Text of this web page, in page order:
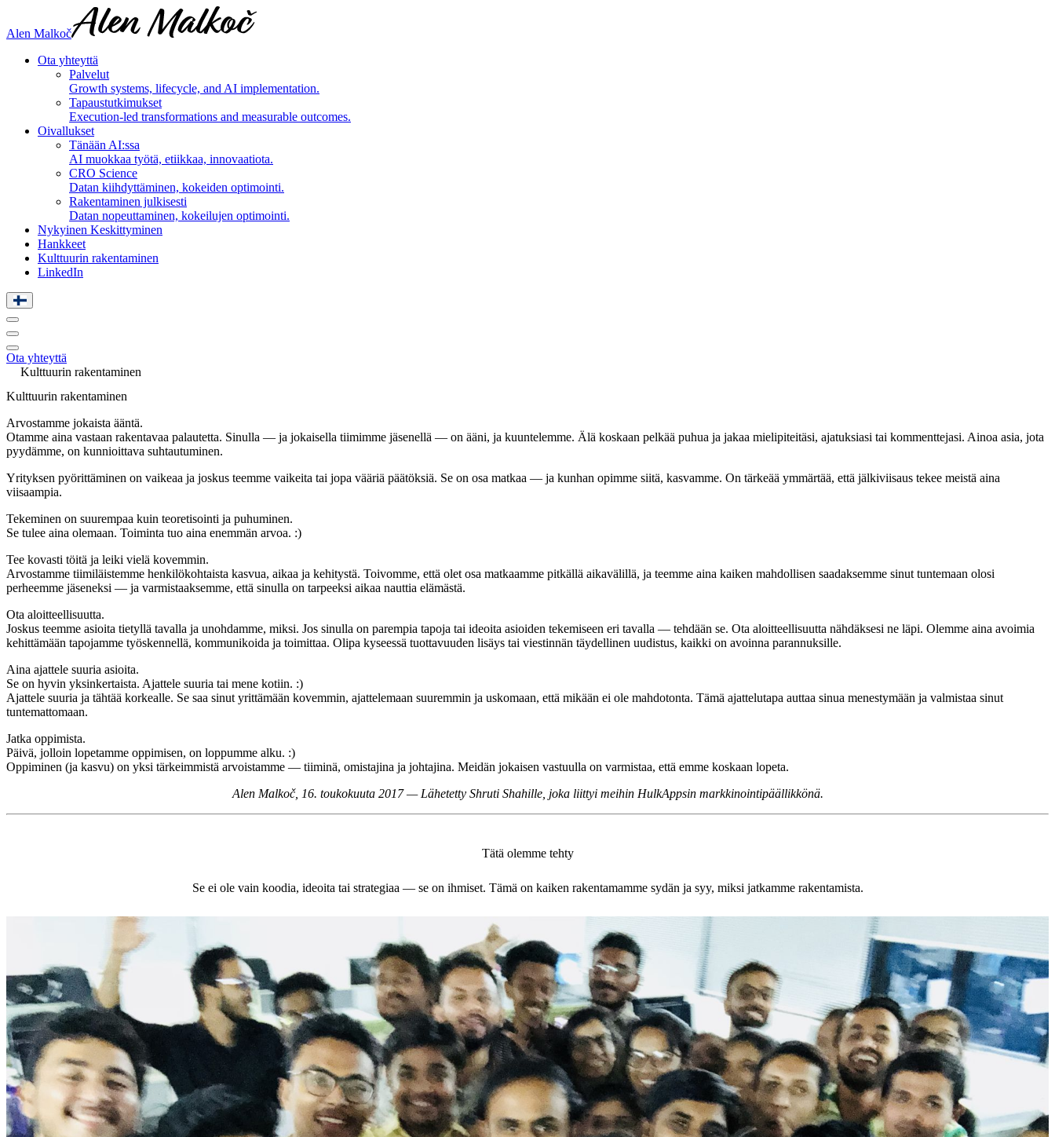
Alen Malkoč
Ota yhteyttä
Palvelut
Growth systems, lifecycle, and AI implementation.
Tapaustutkimukset
Execution-led transformations and measurable outcomes.
Oivallukset
Tänään AI:ssa
AI muokkaa työtä, etiikkaa, innovaatiota.
CRO Science
Datan kiihdyttäminen, kokeiden optimointi.
Rakentaminen julkisesti
Datan nopeuttaminen, kokeilujen optimointi.
Nykyinen Keskittyminen
Hankkeet
Kulttuurin rakentaminen
LinkedIn
Ota yhteyttä
Kulttuurin rakentaminen
Kulttuurin rakentaminen
Arvostamme jokaista ääntä.
Otamme aina vastaan rakentavaa palautetta. Sinulla — ja jokaisella tiimimme jäsenellä — on ääni, ja kuuntelemme. Älä koskaan pelkää puhua ja jakaa mielipiteitäsi, ajatuksiasi tai kommenttejasi. Ainoa asia, jota
pyydämme, on kunnioittava suhtautuminen.
Yrityksen pyörittäminen on vaikeaa ja joskus teemme vaikeita tai jopa vääriä päätöksiä. Se on osa matkaa — ja kunhan opimme siitä, kasvamme. On tärkeää ymmärtää, että jälkiviisaus tekee meistä aina
viisaampia.
Tekeminen on suurempaa kuin teoretisointi ja puhuminen.
Se tulee aina olemaan. Toiminta tuo aina enemmän arvoa. :)
Tee kovasti töitä ja leiki vielä kovemmin.
Arvostamme tiimiläistemme henkilökohtaista kasvua, aikaa ja kehitystä. Toivomme, että olet osa matkaamme pitkällä aikavälillä, ja teemme aina kaiken mahdollisen saadaksemme sinut tuntemaan olosi
perheemme jäseneksi — ja varmistaaksemme, että sinulla on tarpeeksi aikaa nauttia elämästä.
Ota aloitteellisuutta.
Joskus teemme asioita tietyllä tavalla ja unohdamme, miksi. Jos sinulla on parempia tapoja tai ideoita asioiden tekemiseen eri tavalla — tehdään se. Ota aloitteellisuutta nähdäksesi ne läpi. Olemme aina avoimia
kehittämään tapojamme työskennellä, kommunikoida ja toimittaa. Olipa kyseessä tuottavuuden lisäys tai viestinnän täydellinen uudistus, kaikki on avoinna parannuksille.
Aina ajattele suuria asioita.
Se on hyvin yksinkertaista. Ajattele suuria tai mene kotiin. :)
Ajattele suuria ja tähtää korkealle. Se saa sinut yrittämään kovemmin, ajattelemaan suuremmin ja uskomaan, että mikään ei ole mahdotonta. Tämä ajattelutapa auttaa sinua menestymään ja valmistaa sinut
tuntemattomaan.
Jatka oppimista.
Päivä, jolloin lopetamme oppimisen, on loppumme alku. :)
Oppiminen (ja kasvu) on yksi tärkeimmistä arvoistamme — tiiminä, omistajina ja johtajina. Meidän jokaisen vastuulla on varmistaa, että emme koskaan lopeta.
Alen Malkoč, 16. toukokuuta 2017 — Lähetetty Shruti Shahille, joka liittyi meihin HulkAppsin markkinointipäällikkönä.
Tätä olemme tehty
Se ei ole vain koodia, ideoita tai strategiaa — se on ihmiset. Tämä on kaiken rakentamamme sydän ja syy, miksi jatkamme rakentamista.